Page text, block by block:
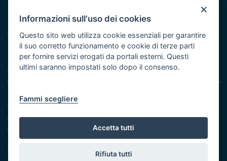
Protezione civile
Vai al sito di Protezione Civile Puglia
Iniziativa finanziata con risorse del POR Puglia 2014/2020 -
Asse XI
Note legali
Cookie e privacy
Amministrazione trasparente
Atti di notifica
Feed RSS
Servizi Intranet
×
Informazioni sull'uso dei cookies
Questo sito web utilizza cookie essenziali per garantire
il suo corretto funzionamento e cookie di terze parti
per fornire servizi erogati da portali esterni. Questi
ultimi saranno impostati solo dopo il consenso.
Fammi scegliere
Accetta tutti
Rifiuta tutti